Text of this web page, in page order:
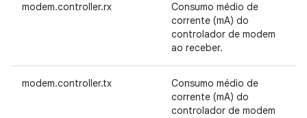
modem.controller.rx
Consumo médio de
corrente (mA) do
controlador de modem
ao receber.
modem.controller.tx
Consumo médio de
corrente (mA) do
controlador de modem